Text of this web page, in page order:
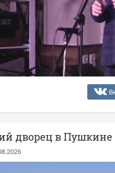
дворец в Пушкине